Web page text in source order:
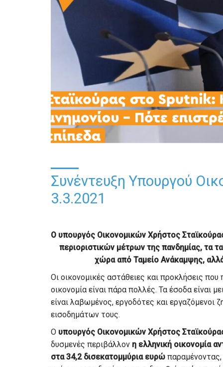
Συνέντευξη Υπουργού
3.3.2021
O υπουργός Οικονομικών Χρήστος
περιοριστικών μέτρων της πανδημίας, τα
χώρα από Ταμείο Ανάκαμψης, αλλά
Οι οικονομικές αστάθειες και προκλήσεις που
οικονομία είναι πάρα πολλές. Τα έσοδα είναι
είναι λαβωμένος, εργοδότες και
εισοδημάτων τους.
Ο υπουργός Οικονομικών Χρήστος
δυσμενές περιβάλλον η ελληνική οικονομία
στα 34,2 δισεκατομμύρια ευρώ παραμένοντας,